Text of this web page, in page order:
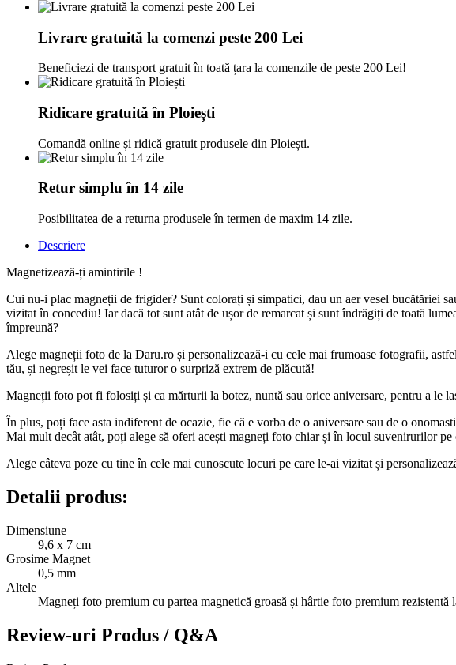
Livrare gratuită la comenzi peste 200 Lei
Beneficiezi de transport gratuit în toată țara la comenzile de peste 200 Lei!
Ridicare gratuită în Ploiești
Comandă online și ridică gratuit produsele din Ploiești.
Retur simplu în 14 zile
Posibilitatea de a returna produsele în termen de maxim 14 zile.
Descriere
Magnetizează-ți amintirile !
Cui nu-i plac magneții de frigider? Sunt colorați și simpatici, dau un aer vesel bucătăriei
vizitat în concediu! Iar dacă tot sunt atât de ușor de remarcat și sunt îndrăgiți de toată
împreună?
Alege magneții foto de la Daru.ro și personalizează-i cu cele mai frumoase fotografii,
tău, și negreșit le vei face tuturor o surpriză extrem de plăcută!
Magneții foto pot fi folosiți și ca mărturii la botez, nuntă sau orice aniversare, pentru a le
În plus, poți face asta indiferent de ocazie, fie că e vorba de o aniversare sau de o
Mai mult decât atât, poți alege să oferi acești magneți foto chiar și în locul suvenirurilor
Alege câteva poze cu tine în cele mai cunoscute locuri pe care le-ai vizitat și
Detalii produs:
Dimensiune
9,6 x 7 cm
Grosime Magnet
0,5 mm
Altele
Magneți foto premium cu partea magnetică groasă și hârtie foto premium rezistentă
Review-uri Produs / Q&A